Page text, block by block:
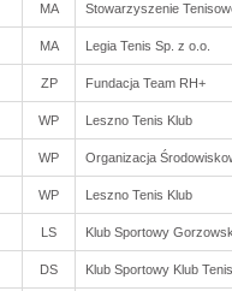
MA Stowarzyszenie
MA Legia Tenis Sp. z o.o.
ZP Fundacja Team RH+
WP Leszno Tenis Klub
WP Organizacja
WP Leszno Tenis Klub
LS Klub Sportowy
DS Klub Sportowy Klub